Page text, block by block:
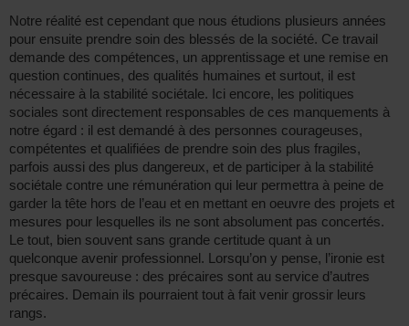
Notre réalité est cependant que nous étudions plusieurs années
pour ensuite prendre soin des blessés de la société. Ce travail
demande des compétences, un apprentissage et une remise en
question continues, des qualités humaines et surtout, il est
nécessaire à la stabilité sociétale. Ici encore, les politiques
sociales sont directement responsables de ces manquements à
notre égard : il est demandé à des personnes courageuses,
compétentes et qualifiées de prendre soin des plus fragiles,
parfois aussi des plus dangereux, et de participer à la stabilité
sociétale contre une rémunération qui leur permettra à peine de
garder la tête hors de l’eau et en mettant en oeuvre des projets et
mesures pour lesquelles ils ne sont absolument pas concertés.
Le tout, bien souvent sans grande certitude quant à un
quelconque avenir professionnel. Lorsqu’on y pense, l’ironie est
presque savoureuse : des précaires sont au service d’autres
précaires. Demain ils pourraient tout à fait venir grossir leurs
rangs.